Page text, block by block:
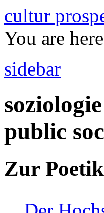
cultur
You are
sidebar
public
Zur